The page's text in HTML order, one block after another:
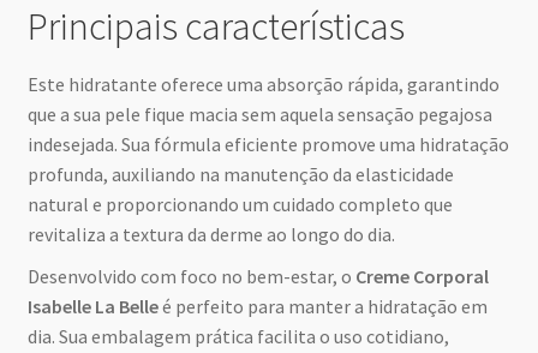
Principais características
Este hidratante oferece uma absorção rápida, garantindo
que a sua pele fique macia sem aquela sensação pegajosa
indesejada. Sua fórmula eficiente promove uma hidratação
profunda, auxiliando na manutenção da elasticidade
natural e proporcionando um cuidado completo que
revitaliza a textura da derme ao longo do dia.
Desenvolvido com foco no bem-estar, o Creme Corporal
Isabelle La Belleé perfeito para manter a hidratação em
dia. Sua embalagem prática facilita o uso cotidiano,